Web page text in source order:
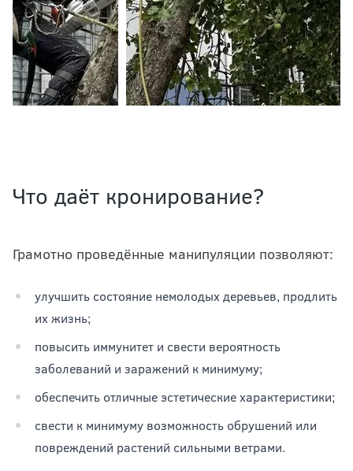
Что даёт кронирование?
Грамотно проведённые манипуляции позволяют:
улучшить состояние немолодых деревьев, продлить
их жизнь;
повысить иммунитет и свести вероятность
заболеваний и заражений к минимуму;
обеспечить отличные эстетические характеристики;
свести к минимуму возможность обрушений или
повреждений растений сильными ветрами.